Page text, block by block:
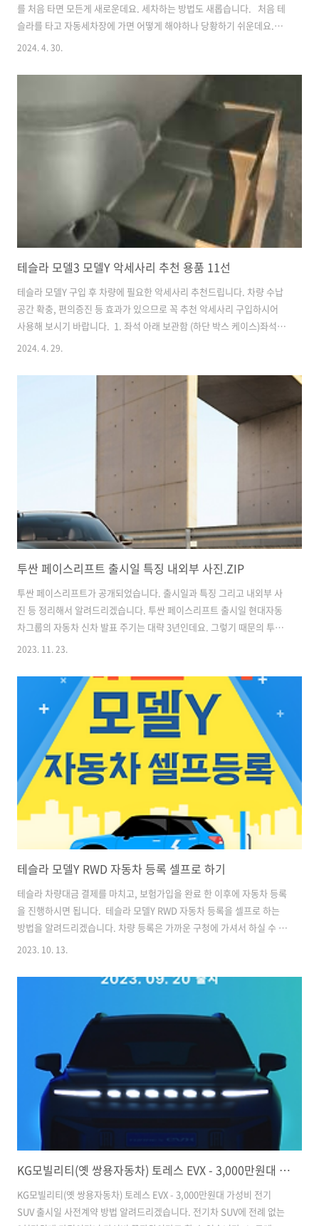
를 처음 타면 모든게 새로운데요. 세차하는 방법도 새롭습니다. 처음 테
슬라를 타고 자동세차장에 가면 어떻게 해야하나 당황하기 쉬운데요.제
가 알려드리는 방법대로 차근차근 하시면 됩니다. 1. 세차장 진입 후 '세
→ 세차모드 순으로 터치하시면 됩니다. 2. 세차모드 진입 확인'세차모
드 켜기'를 클릭하여 세차모드를 활성화시켜 줍니다. 3. 세차모드 진입
완료 후 미러 접기세차 모드에 진입하였습니다. 세차장 직원의 안내에 따
라서 차량을 자동세차장 입구 앞까지 진입시킵니다. 그리고 "사이드 미
러 접으세요"라고 직원이 말씀하시면, 스크린 화면에 보이는 '미러접
2024. 4. 30.
테슬라 모델3 모델Y 악세사리 추천 용품 11선
테슬라 모델Y 구입 후 차량에 필요한 악세사리 추천드립니다. 차량 수납
공간 확충, 편의증진 등 효과가 있으므로 꼭 추천 악세사리 구입하시어
사용해 보시기 바랍니다. 1. 좌석 아래 보관함 (하단 박스 케이스)좌석 하
단 공간에 수납공간을 활용할 수 있도록 만들어주는 악세사리 입니다. 말
이나 가방, 잡동사니 등을 자유롭게 보관할 수 있어서 아주 좋습니다. 좌
석 하단에 쏙 들어가기 때문에 미관을 헤치지 않습니다. ☞ 제품링크 :
https://s.click.aliexpress.com/e/_DBVHFNV 4.19US $ 35%
OFF|Tesla Model Y Ventilated Seat Under-seat Storage Box -
2024. 4. 29.
투싼 페이스리프트 출시일 특징 내외부 사진.ZIP
투싼 페이스리프트가 공개되었습니다. 출시일과 특징 그리고 내외부 사
진 등 정리해서 알려드리겠습니다. 투싼 페이스리프트 출시일 현대자동
차그룹의 자동차 신차 발표 주기는 대략 3년인데요. 그렇기 때문의 투싼
페이스리프트 출시일은 내년 1분기로 예상이 되고 있습니다. 현대자동차
인은 다듬고 실내는 최신 현대차 트렌드에 맞춰서 업그레이드 된 것이 특
징입니다. 투싼 페이스리프트 사전예약 투싼 페이스리프트 사전예약은
이르면 올해 12월 중에 실시될 수 있습니다. 투싼 페이스리프트 가격 현
재 투싼 모델이 2,603만 원부터 책정되어 있는데요. 페이스리프트 모델
은 200~300만원 더 비싼 가격으로 판매가가 책정될 것으로 예상됩니다.
(2900만원..
2023. 11. 23.
테슬라 모델Y RWD 자동차 등록 셀프로 하기
테슬라 차량대금 결제를 마치고, 보험가입을 완료 한 이후에 자동차 등록
을 진행하시면 됩니다. 테슬라 모델Y RWD 자동차 등록을 셀프로 하는
방법을 알려드리겠습니다. 차량 등록은 가까운 구청에 가셔서 하실 수 있
습니다. 챙겨야 할 준비물, 신청서 작성방법 등을 알려드리겠습니다. 어
물 자동차 등록을 하는 곳은 '구청' 입니다. 거주지 주소 상관 없이 가까
다. 자동차보험 가입증명서, 개인(신분증), 법인(법인등기부등본, 사업
자등록증, 법인인감증명서), 자동차제작증, 현금 5000원을 챙겨가시면
됩니다. 테슬라 코리아에서는 차량 구매대금 결제 이후에 우편물을 보내
주는데요..
2023. 10. 13.
KG모빌리티(옛 쌍용자동차) 토레스 EVX - 3,000만원대 가성비 전기 SUV 출시일 사전계약 방법
KG모빌리티(옛 쌍용자동차) 토레스 EVX - 3,000만원대 가성비 전기
SUV 출시일 사전계약 방법 알려드리겠습니다. 전기차 SUV에 전례 없는